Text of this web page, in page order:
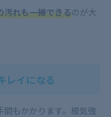
汚れも一掃できるのが大
レイになる
もかかります。根気強